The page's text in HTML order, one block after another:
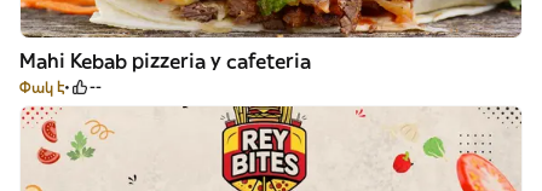
Mahi Kebab pizzeria y cafeteria
Փակ է --